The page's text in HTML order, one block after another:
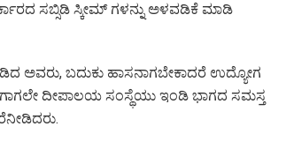
ಸಬ್ಸಿಡಿ ಸ್ಕೀಮ್ ಗಳನ್ನು ಅಳವಡಿಕೆ ಮಾಡಿ
ಬದುಕು ಹಾಸನಾಗಬೇಕಾದರೆ ಉದ್ಯೋಗ
ದೀಪಾಲಯ ಸಂಸ್ಥೆಯು ಇಂಡಿ ಭಾಗದ ಸಮಸ್ತ